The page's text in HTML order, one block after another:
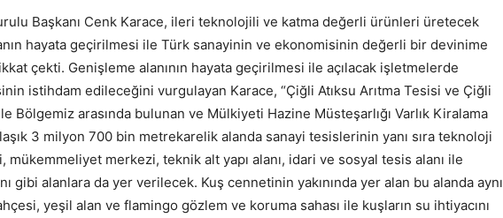
Başkanı Cenk Karace, ileri teknolojili ve katma değerli ürünleri üretecek
hayata geçirilmesi ile Türk sanayinin ve ekonomisinin değerli bir devinime
çekti. Genişleme alanının hayata geçirilmesi ile açılacak işletmelerde
istihdam edileceğini vurgulayan Karace, “Çiğli Atıksu Arıtma Tesisi ve Çiğli
Bölgemiz arasında bulunan ve Mülkiyeti Hazine Müsteşarlığı Varlık Kiralama
3 milyon 700 bin metrekarelik alanda sanayi tesislerinin yanı sıra teknoloji
merkezi, teknik alt yapı alanı, idari ve sosyal tesis alanı ile
gibi alanlara da yer verilecek. Kuş cennetinin yakınında yer alan bu alanda aynı
yeşil alan ve flamingo gözlem ve koruma sahası ile kuşların su ihtiyacını